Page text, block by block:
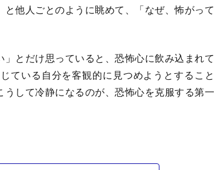
他人ごとのように眺めて、「なぜ、怖がって
とだけ思っていると、恐怖心に飲み込まれて
ている自分を客観的に見つめようとすること
して冷静になるのが、恐怖心を克服する第一